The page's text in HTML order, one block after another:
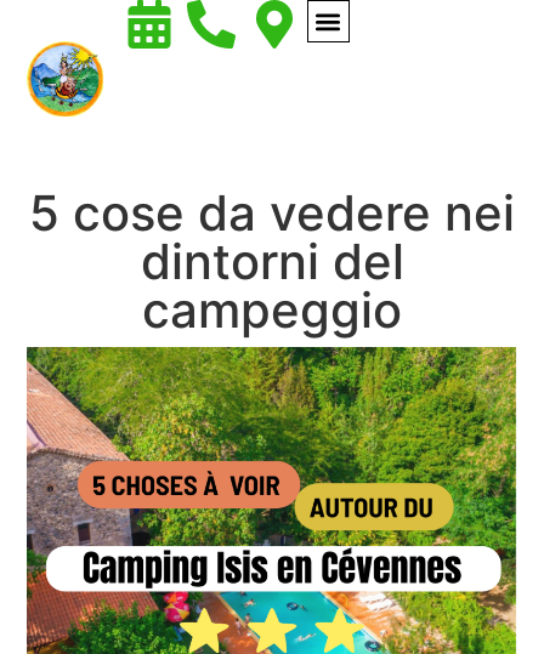
5 cose da vedere nei
dintorni del
campeggio